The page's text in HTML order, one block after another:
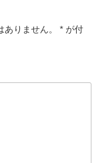
りません。 * が付